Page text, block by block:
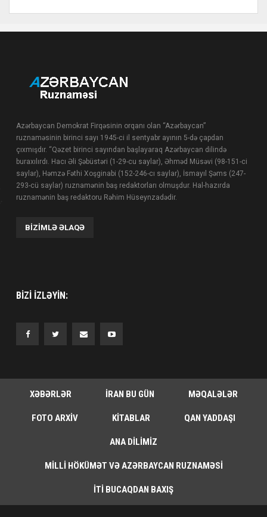
Azərbaycan Demokrat Firqəsinin orqanı olan “Azərbaycan”
ruznaməsinin birinci sayı 1945-ci il sentyabr ayının 5-də çapdan
çıxmışdır. “Qəzet birinci sayından başlayaraq Azərbaycan dilində
buraxılırdı. Hacı Əli Şəbüstəri (1-29-cu saylar), Əhməd Müsəvi (98-151-ci
saylar), Həmzə Fəthi Xoşginabi (152-246-cı saylar), İsmayıl Şəms (247-
293-cü saylar) ruznamənin baş redaktorları olmuşdur. Hal-hazırda
ruznamənin baş redaktoru Rəhim Hüseynzadədir.
BIZIMLƏ ƏLAQƏ
BIZI IZLƏYIN:
XƏBƏRLƏR İRAN BU GÜN MƏQALƏLƏR
FOTO ARXIV KITABLAR QAN YADDAŞI
ANA DILIMIZ
MILLI HÖKÜMƏT VƏ AZƏRBAYCAN RUZNAMƏSI
İTI BUCAQDAN BAXIŞ